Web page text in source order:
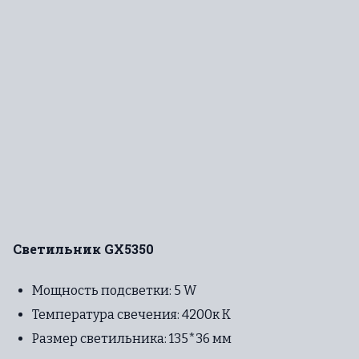
Светильник GX5350
Мощность подсветки: 5 W
Температура свечения: 4200к К
Размер светильника: 135*36 мм